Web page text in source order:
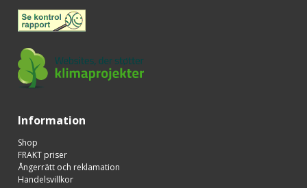
Information
Shop
FRAKT priser
Ångerrätt och reklamation
Handelsvillkor